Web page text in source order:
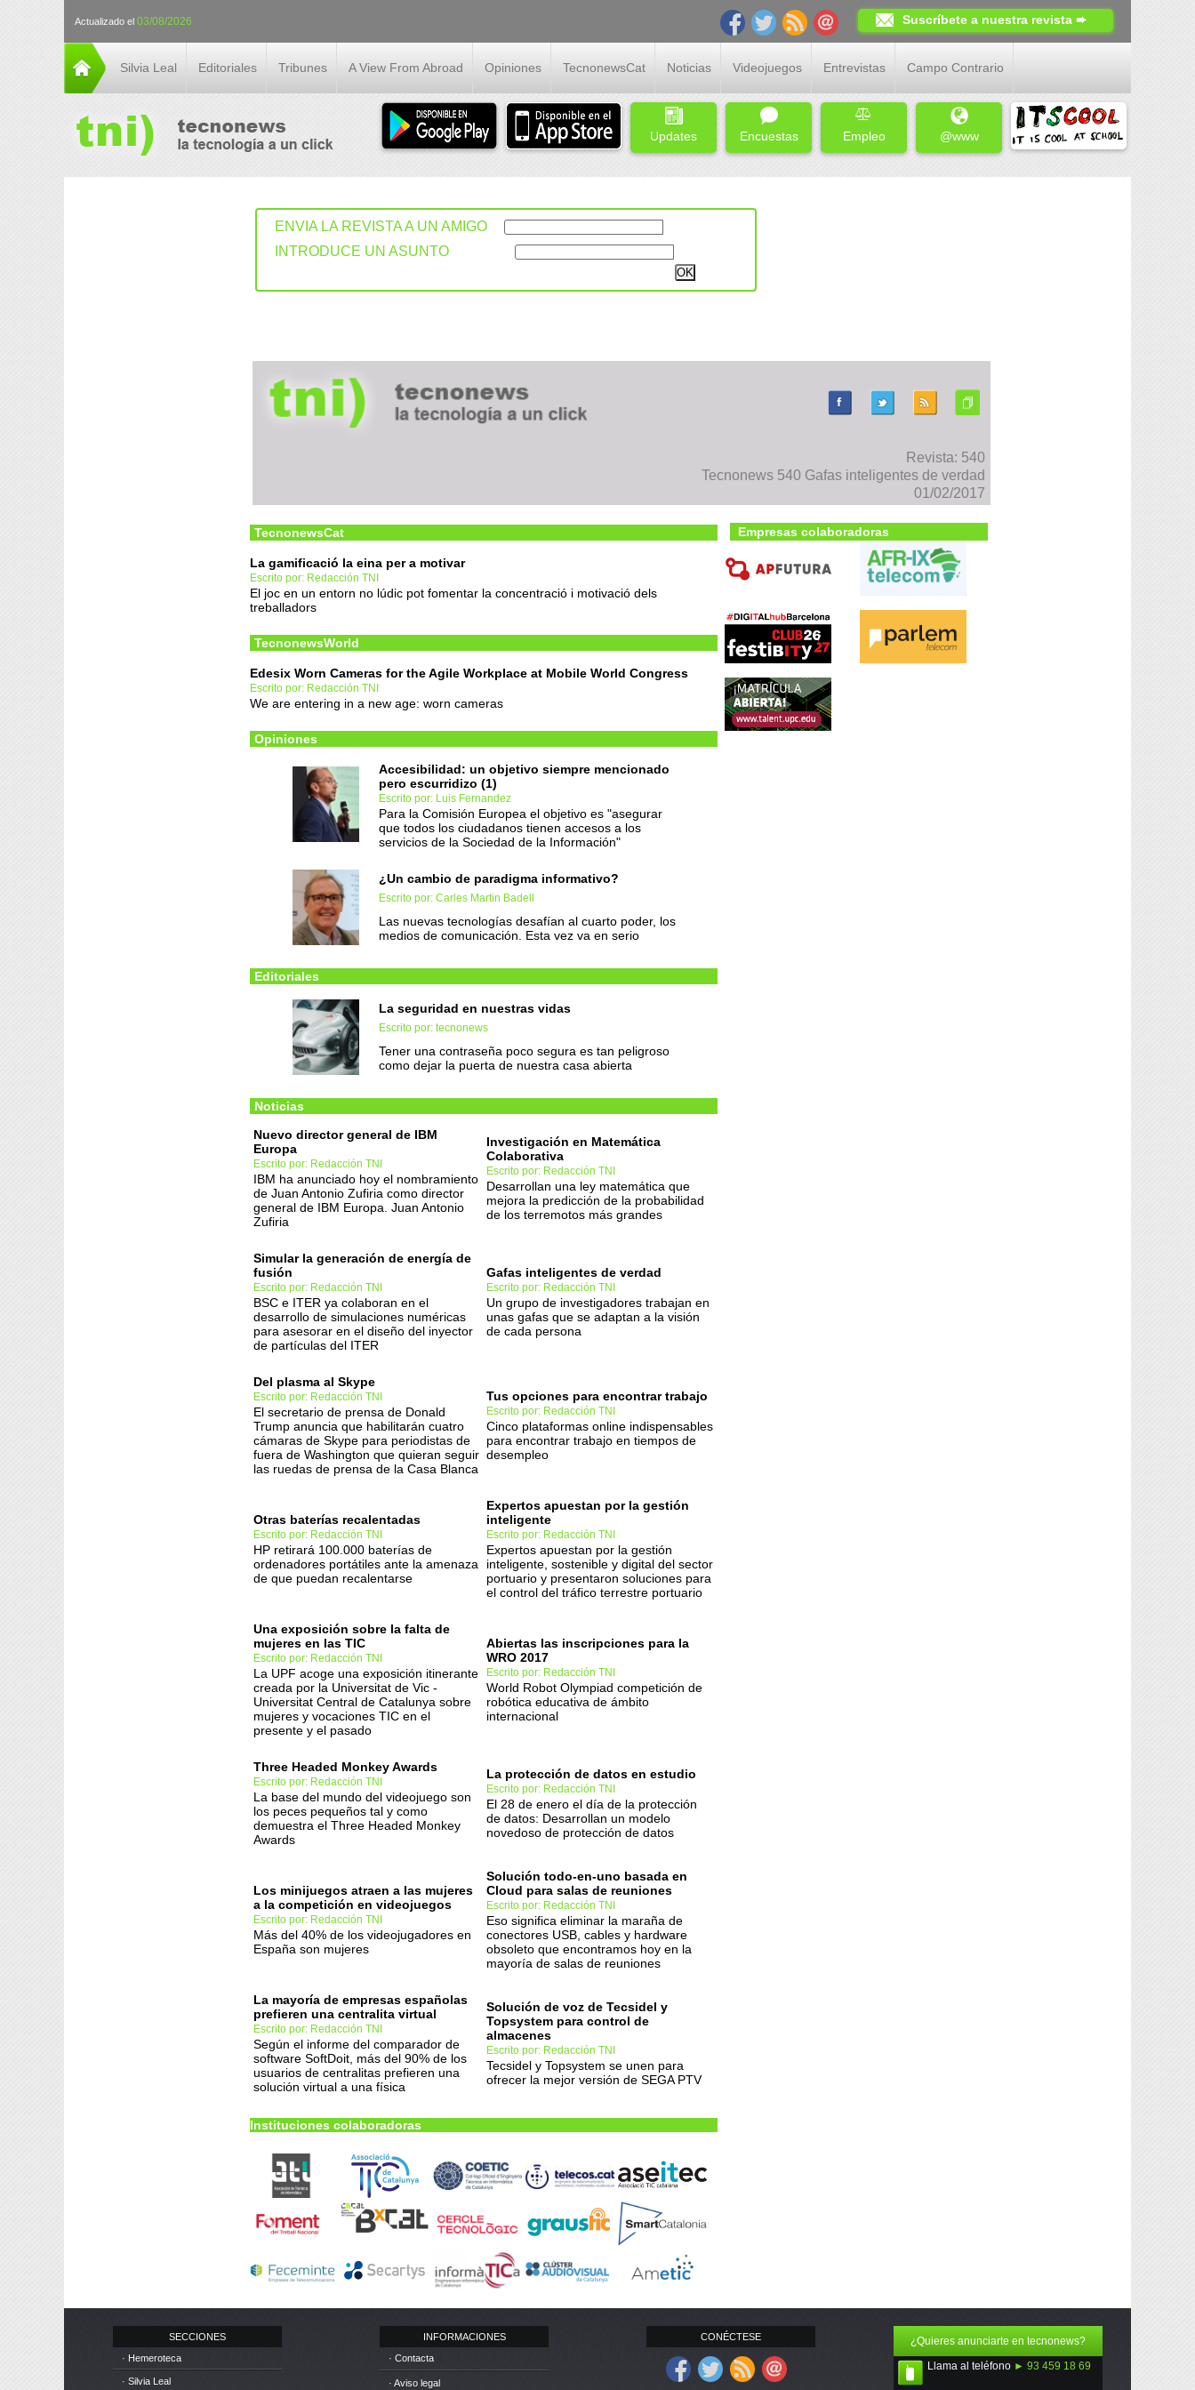
Actualizado el 03/08/2026 Suscríbete a nuestra revista ➨
Silvia Leal Editoriales Tribunes A View From Abroad Opiniones TecnonewsCat Noticias Videojuegos Entrevistas Campo Contrario
Updates Encuestas Empleo @www
ENVIA LA REVISTA A UN AMIGO
INTRODUCE UN ASUNTO
Revista: 540
Tecnonews 540 Gafas inteligentes de verdad
01/02/2017
TecnonewsCat
La gamificació la eina per a motivar
Escrito por: Redacción TNI
El joc en un entorn no lúdic pot fomentar la concentració i motivació dels
treballadors
TecnonewsWorld
Edesix Worn Cameras for the Agile Workplace at Mobile World Congress
Escrito por: Redacción TNI
We are entering in a new age: worn cameras
Opiniones
Accesibilidad: un objetivo siempre mencionado
pero escurridizo (1)
Escrito por: Luis Fernandez
Para la Comisión Europea el objetivo es "asegurar
que todos los ciudadanos tienen accesos a los
servicios de la Sociedad de la Información"
¿Un cambio de paradigma informativo?
Escrito por: Carles Martin Badell
Las nuevas tecnologías desafían al cuarto poder, los
medios de comunicación. Esta vez va en serio
Editoriales
La seguridad en nuestras vidas
Escrito por: tecnonews
Tener una contraseña poco segura es tan peligroso
como dejar la puerta de nuestra casa abierta
Noticias
Nuevo director general de IBM
Europa
Escrito por: Redacción TNI
IBM ha anunciado hoy el nombramiento
de Juan Antonio Zufiria como director
general de IBM Europa. Juan Antonio
Zufiria
Investigación en Matemática
Colaborativa
Escrito por: Redacción TNI
Desarrollan una ley matemática que
mejora la predicción de la probabilidad
de los terremotos más grandes
Simular la generación de energía de
fusión
Escrito por: Redacción TNI
BSC e ITER ya colaboran en el
desarrollo de simulaciones numéricas
para asesorar en el diseño del inyector
de partículas del ITER
Gafas inteligentes de verdad
Escrito por: Redacción TNI
Un grupo de investigadores trabajan en
unas gafas que se adaptan a la visión
de cada persona
Del plasma al Skype
Escrito por: Redacción TNI
El secretario de prensa de Donald
Trump anuncia que habilitarán cuatro
cámaras de Skype para periodistas de
fuera de Washington que quieran seguir
las ruedas de prensa de la Casa Blanca
Tus opciones para encontrar trabajo
Escrito por: Redacción TNI
Cinco plataformas online indispensables
para encontrar trabajo en tiempos de
desempleo
Otras baterías recalentadas
Escrito por: Redacción TNI
HP retirará 100.000 baterías de
ordenadores portátiles ante la amenaza
de que puedan recalentarse
Expertos apuestan por la gestión
inteligente
Escrito por: Redacción TNI
Expertos apuestan por la gestión
inteligente, sostenible y digital del sector
portuario y presentaron soluciones para
el control del tráfico terrestre portuario
Una exposición sobre la falta de
mujeres en las TIC
Escrito por: Redacción TNI
La UPF acoge una exposición itinerante
creada por la Universitat de Vic -
Universitat Central de Catalunya sobre
mujeres y vocaciones TIC en el
presente y el pasado
Abiertas las inscripciones para la
WRO 2017
Escrito por: Redacción TNI
World Robot Olympiad competición de
robótica educativa de ámbito
internacional
Three Headed Monkey Awards
Escrito por: Redacción TNI
La base del mundo del videojuego son
los peces pequeños tal y como
demuestra el Three Headed Monkey
Awards
La protección de datos en estudio
Escrito por: Redacción TNI
El 28 de enero el día de la protección
de datos: Desarrollan un modelo
novedoso de protección de datos
Los minijuegos atraen a las mujeres
a la competición en videojuegos
Escrito por: Redacción TNI
Más del 40% de los videojugadores en
España son mujeres
Solución todo-en-uno basada en
Cloud para salas de reuniones
Escrito por: Redacción TNI
Eso significa eliminar la maraña de
conectores USB, cables y hardware
obsoleto que encontramos hoy en la
mayoría de salas de reuniones
La mayoría de empresas españolas
prefieren una centralita virtual
Escrito por: Redacción TNI
Según el informe del comparador de
software SoftDoit, más del 90% de los
usuarios de centralitas prefieren una
solución virtual a una física
Solución de voz de Tecsidel y
Topsystem para control de
almacenes
Escrito por: Redacción TNI
Tecsidel y Topsystem se unen para
ofrecer la mejor versión de SEGA PTV
Instituciones colaboradoras
Empresas colaboradoras
SECCIONES
· Hemeroteca
· Silvia Leal
INFORMACIONES
· Contacta
· Aviso legal
CONÉCTESE
¿Quieres anunciarte en tecnonews?
Llama al teléfono ► 93 459 18 69